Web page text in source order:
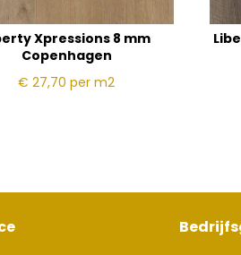
Xpressions 8 mm
Copenhagen
€ 27,70per m2